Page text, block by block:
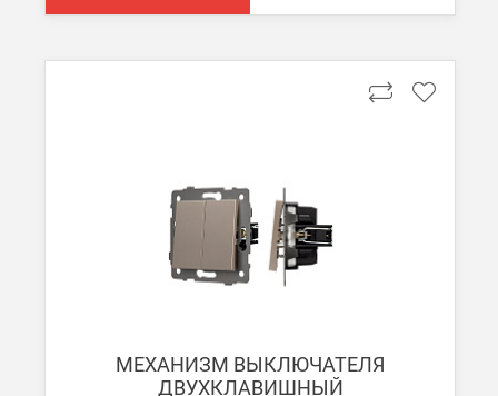
МЕХАНИЗМ ВЫКЛЮЧАТЕЛЯ
ДВУХКЛАВИШНЫЙ